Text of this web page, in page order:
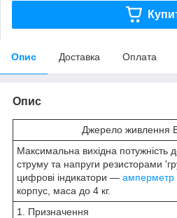
Опис Доставка Оплата
Опис
Джерело живлення
Максимальна вихідна потужність
струму та напруги резисторами
цифрові індикатори — амперметр
корпус, маса до 4 кг.
1. Призначення